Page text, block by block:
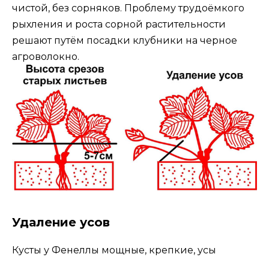
чистой, без сорняков. Проблему трудоёмкого
рыхления и роста сорной растительности
решают путём посадки клубники на черное
агроволокно.
Удаление усов
Кусты у Фенеллы мощные, крепкие, усы